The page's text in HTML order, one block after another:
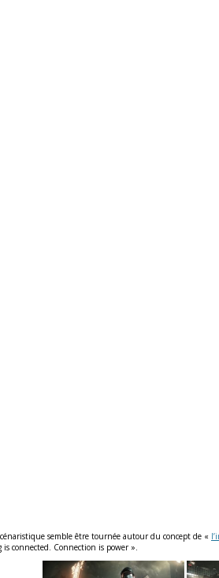
semble être tournée autour du concept de «
connected. Connection is power ».